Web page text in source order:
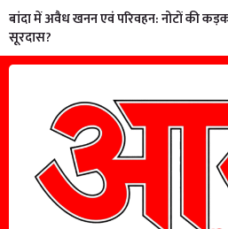
बांदा में अवैध खनन एवं परिवहन: नोटों की
सूरदास?